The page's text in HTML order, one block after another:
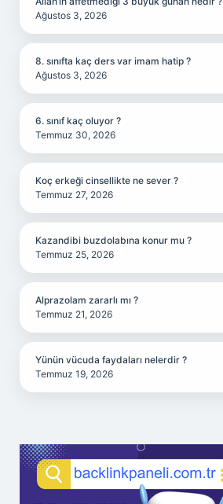
Ağustos 3, 2026
8. sınıfta kaç ders var imam hatip ?
Ağustos 3, 2026
6. sınıf kaç oluyor ?
Temmuz 30, 2026
Koç erkeği cinsellikte ne sever ?
Temmuz 27, 2026
Kazandibi buzdolabına konur mu ?
Temmuz 25, 2026
Alprazolam zararlı mı ?
Temmuz 21, 2026
Yünün vücuda faydaları nelerdir ?
Temmuz 19, 2026